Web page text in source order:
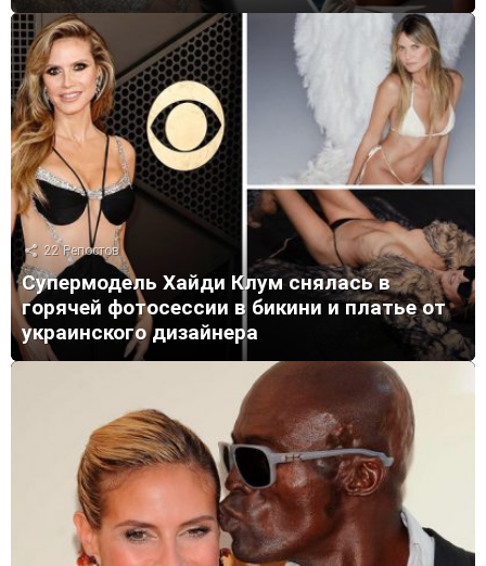
22 Репостов
Супермодель Хайди Клум снялась в
горячей фотосессии в бикини и платье от
украинского дизайнера